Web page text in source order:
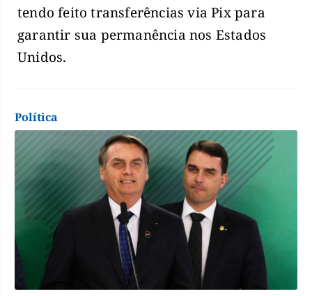
tendo feito transferências via Pix para
garantir sua permanência nos Estados
Unidos.
Política